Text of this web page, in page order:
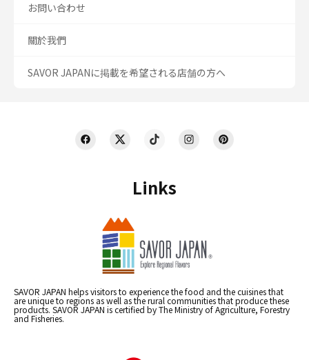
Links
SAVOR JAPAN helps visitors to experience the food and the cuisines that
are unique to regions as well as the rural communities that produce these
products. SAVOR JAPAN is certified by The Ministry of Agriculture, Forestry
and Fisheries.
お問い合わせ
關於我們
SAVOR JAPANに掲載を希望される店舗の方へ